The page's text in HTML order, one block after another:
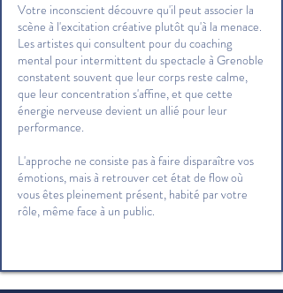
Votre inconscient découvre qu'il peut associer la
scène à l'excitation créative plutôt qu'à la menace.
Les artistes qui consultent pour du coaching
mental pour intermittent du spectacle à Grenoble
constatent souvent que leur corps reste calme,
que leur concentration s'affine, et que cette
énergie nerveuse devient un allié pour leur
performance.
L'approche ne consiste pas à faire disparaître vos
émotions, mais à retrouver cet état de flow où
vous êtes pleinement présent, habité par votre
rôle, même face à un public.